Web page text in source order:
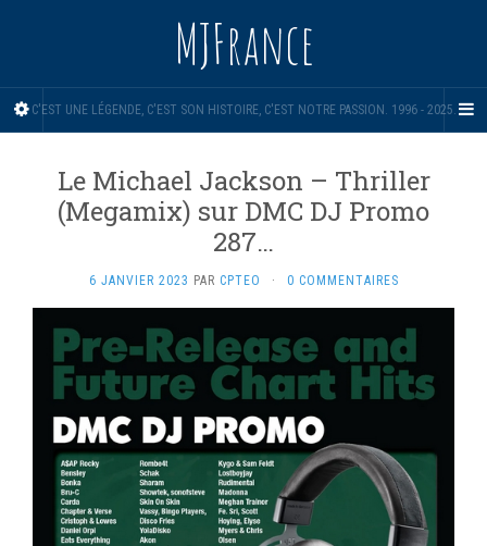
MJFrance
C'EST UNE LÉGENDE, C'EST SON HISTOIRE, C'EST NOTRE PASSION. 1996 - 2025.
Le Michael Jackson – Thriller
(Megamix) sur DMC DJ Promo
287…
6 JANVIER 2023 PAR CPTEO · 0 COMMENTAIRES